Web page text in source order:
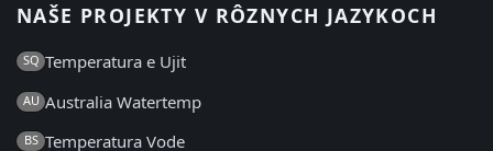
NAŠE PROJEKTY V RÔZNYCH JAZYKOCH
SQ Temperatura e Ujit
AU Australia Watertemp
BS Temperatura Vode